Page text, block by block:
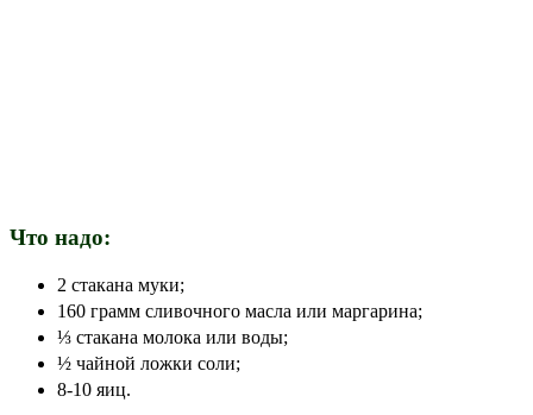
Что надо:
2 стакана муки;
160 грамм сливочного масла или маргарина;
⅓ стакана молока или воды;
½ чайной ложки соли;
8-10 яиц.